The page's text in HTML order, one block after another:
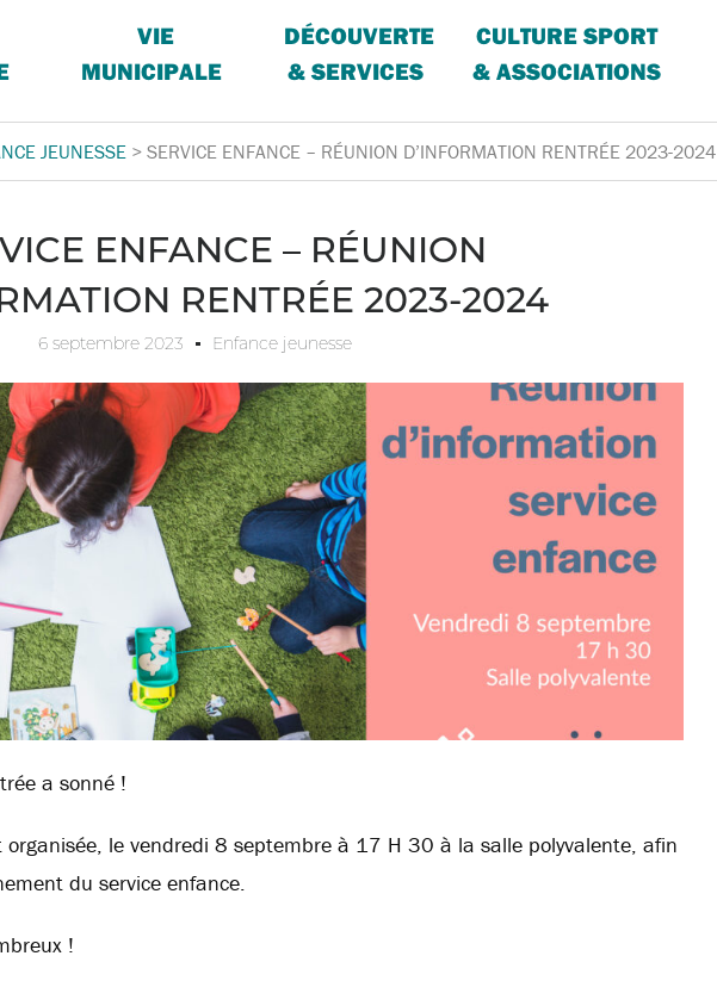
VIE
MUNICIPALE
DÉCOUVERTE
& SERVICES
CULTURE SPORT
& ASSOCIATIONS
JEUNESSE > SERVICE ENFANCE – RÉUNION D’INFORMATION RENTRÉE 2023-2024
ENFANCE – RÉUNION
RENTRÉE 2023-2024
6 septembre 2023 Enfance jeunesse
a sonné !
organisée, le vendredi 8 septembre à 17 H 30 à la salle polyvalente, afin
du service enfance.
!